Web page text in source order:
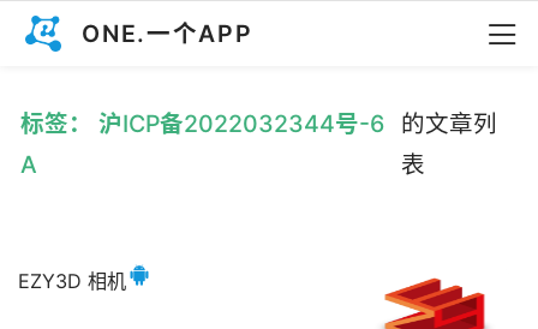
ONE.一个APP
标签： 沪ICP备2022032344号-6
A
的文章列
表
EZY3D 相机